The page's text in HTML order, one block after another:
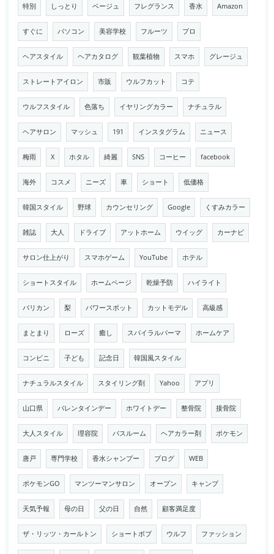
特別 しっとり ベージュ フレグランス 香水 Amazon
すぐに パソコン 美容学校 フルーツ プロ
ヘアスタイル ヘアカタログ 観葉植物 スマホ グレージュ
ストレートアイロン 市販 ウルフカット コテ
ウルフスタイル 色落ち イヤリングカラー ナチュラル
ヘアサロン マッシュ 191 インスタグラム ニュース
梅雨 X ホタル 綺麗 SNS コーヒー facebook
海外 コスメ ニーズ 車 ショート 低価格
韓国スタイル 野球 カウンセリング Google くすみカラー
雑誌 大人 ドライブ アットホーム ウイッグ カーナビ
サロン仕上がり スマホゲーム YouTube ホテル
ショートスタイル ホームページ 乾燥予防 ハイライト
バリカン 梨 パワースポット カットモデル 高級感
まとまり ローズ 癒し スパイラルパーマ ホームケア
コンビニ 子ども 記念日 韓国風スタイル
ナチュラルスタイル スタイリング剤 Yahoo アプリ
山口県 バレンタインデー ホワイトデー 整骨院 接骨院
大人スタイル 理容院 バスルーム ヘアカラー剤 ポケモン
唐戸 専門学校 香水シャンプー ブログ WEB
ポケモンGO マンツーマンサロン オープン キャンプ
天気予報 母の日 父の日 自然 顧客満足度
ザ・リッツ・カールトン ショートボブ ウルフ ファッション